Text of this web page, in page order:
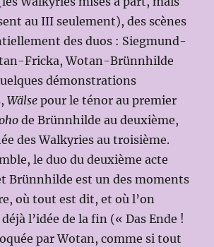
au III seulement), des scènes
des duos : Siegmund-
Fricka, Wotan-Brünnhilde
démonstrations
Wälse pour le ténor au premier
de Brünnhilde au deuxième,
des Walkyries au troisième.
le duo du deuxième acte
Brünnhilde est un des moments
où tout est dit, et où l’on
l’idée de la fin (« Das Ende !
par Wotan, comme si tout